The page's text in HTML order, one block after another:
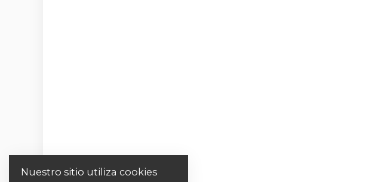
Nuestro sitio utiliza cookies